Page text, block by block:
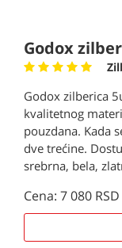
Godox
Godox zilberica
kvalitetnog
pouzdana. Kada
dve trećine.
srebrna, bela,
Cena: 7 080 RSD